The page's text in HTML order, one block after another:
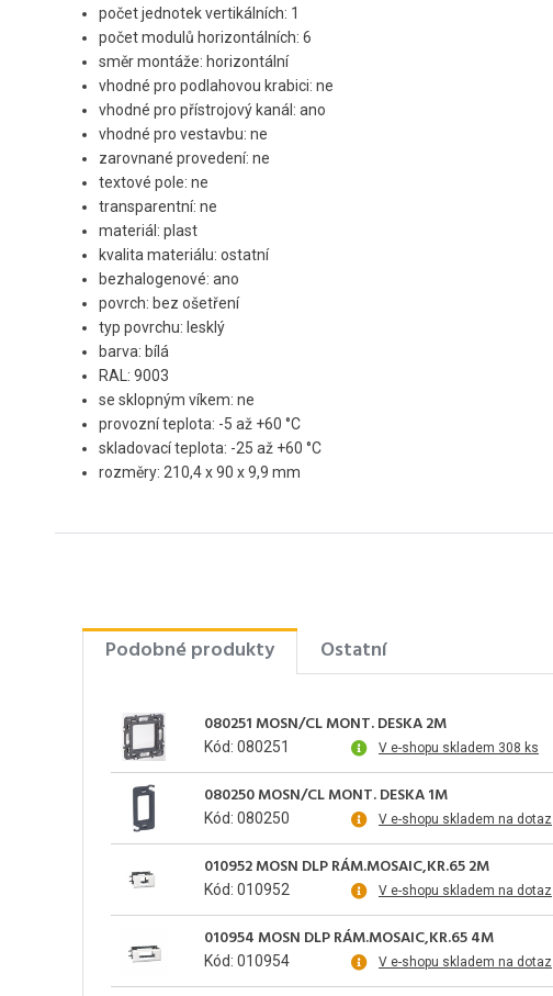
počet jednotek vertikálních: 1
počet modulů horizontálních: 6
směr montáže: horizontální
vhodné pro podlahovou krabici: ne
vhodné pro přístrojový kanál: ano
vhodné pro vestavbu: ne
zarovnané provedení: ne
textové pole: ne
transparentní: ne
materiál: plast
kvalita materiálu: ostatní
bezhalogenové: ano
povrch: bez ošetření
typ povrchu: lesklý
barva: bílá
RAL: 9003
se sklopným víkem: ne
provozní teplota: -5 až +60 °C
skladovací teplota: -25 až +60 °C
rozměry: 210,4 x 90 x 9,9 mm
Podobné produkty Ostatní
080251 MOSN/CL MONT. DESKA 2M
Kód: 080251 V e-shopu skladem 308 ks
080250 MOSN/CL MONT. DESKA 1M
Kód: 080250 V e-shopu skladem na dotaz
010952 MOSN DLP RÁM.MOSAIC,KR.65 2M
Kód: 010952 V e-shopu skladem na dotaz
010954 MOSN DLP RÁM.MOSAIC,KR.65 4M
Kód: 010954 V e-shopu skladem na dotaz